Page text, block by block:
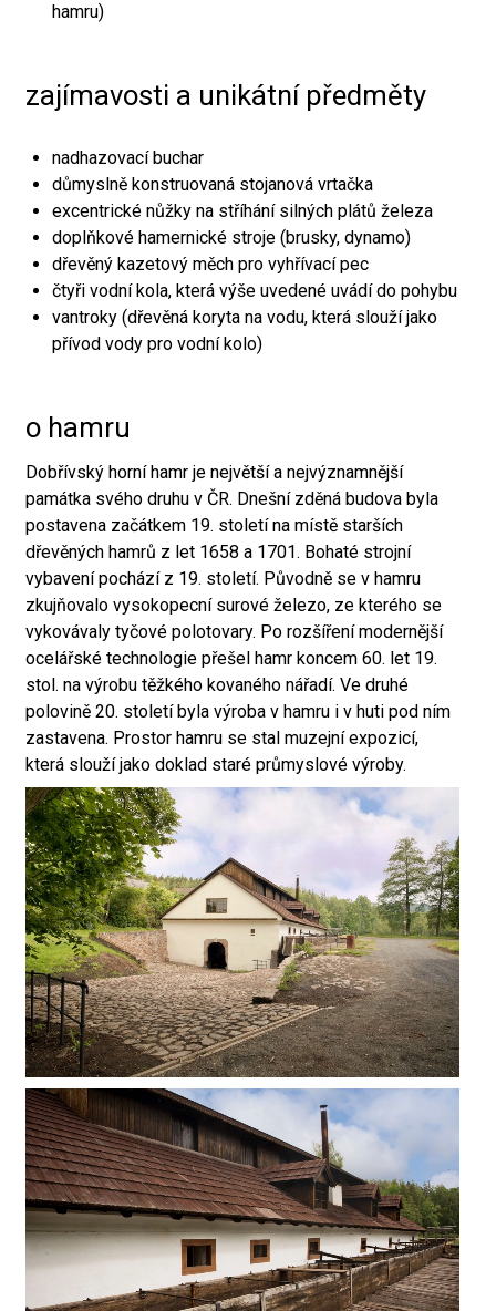
hamru)
zajímavosti a unikátní předměty
nadhazovací buchar
důmyslně konstruovaná stojanová vrtačka
excentrické nůžky na stříhání silných plátů železa
doplňkové hamernické stroje (brusky, dynamo)
dřevěný kazetový měch pro vyhřívací pec
čtyři vodní kola, která výše uvedené uvádí do pohybu
vantroky (dřevěná koryta na vodu, která slouží jako
přívod vody pro vodní kolo)
o hamru
Dobřívský horní hamr je největší a nejvýznamnější
památka svého druhu v ČR. Dnešní zděná budova byla
postavena začátkem 19. století na místě starších
dřevěných hamrů z let 1658 a 1701. Bohaté strojní
vybavení pochází z 19. století. Původně se v hamru
zkujňovalo vysokopecní surové železo, ze kterého se
vykovávaly tyčové polotovary. Po rozšíření modernější
ocelářské technologie přešel hamr koncem 60. let 19.
stol. na výrobu těžkého kovaného nářadí. Ve druhé
polovině 20. století byla výroba v hamru i v huti pod ním
zastavena. Prostor hamru se stal muzejní expozicí,
která slouží jako doklad staré průmyslové výroby.